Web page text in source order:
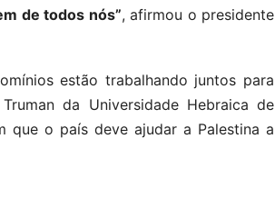
de todos nós”, afirmou o presidente
estão trabalhando juntos para
da Universidade Hebraica de
que o país deve ajudar a Palestina a